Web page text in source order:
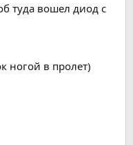
туда вошел диод с
ногой в пролет)